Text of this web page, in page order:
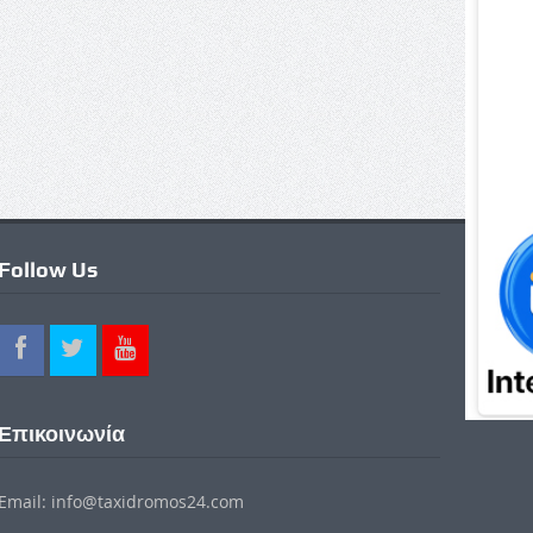
Us
info@taxidromos24.com